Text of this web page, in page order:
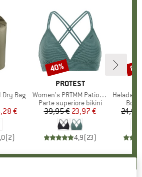
Dry Bag
di prodotti
ridotto
€
(2)
MARCHIO
PROTEST
Articolo
Women's PRTMM Patio Triangle
Gruppo di prodotti
Parte superiore bikini
Prezzo
39,95 €Prezzo ridotto
23,97 €
4,9(23)
Sconto
40%
Articolo
HeladagenSt.
24,95